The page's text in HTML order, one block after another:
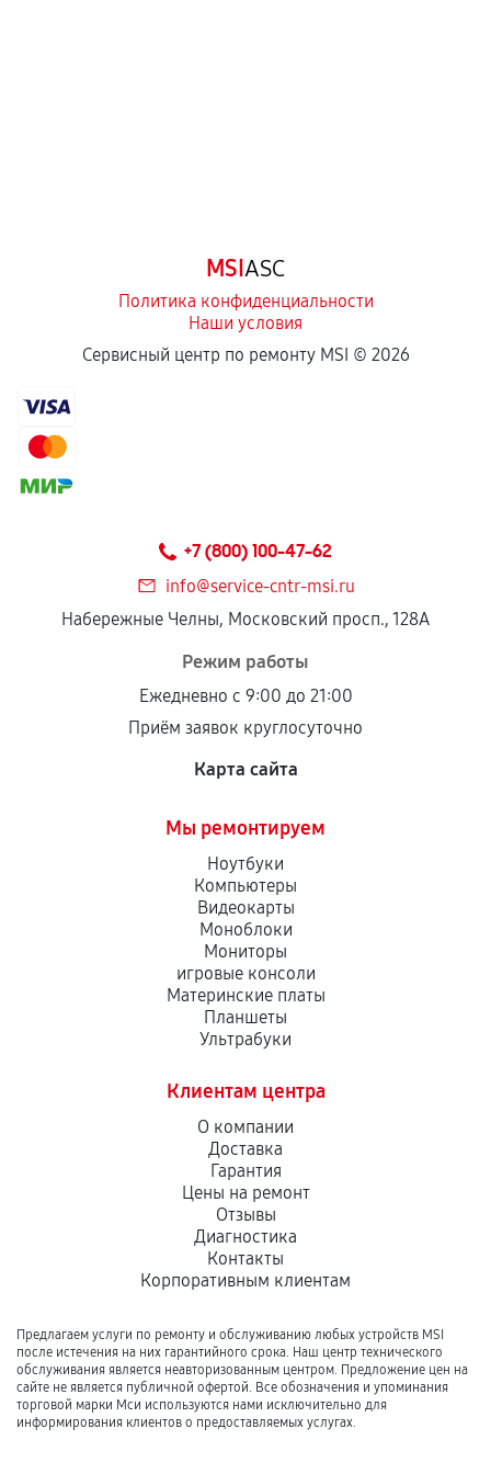
отдельных условиях.
Если комплектующие куплены
сохраняться полностью или частично, если
соблюдены следующие условия:
центром.
При этом гарантия на сами комплектующие
продавца. За качество сторонних деталей
сервисный центр ответственности не несет.
MSIASC
Политика конфиденциальности
Наши условия
Сервисный центр по ремонту MSI © 2026
+7 (800) 100-47-62
info@service-cntr-msi.ru
Набережные Челны, Московский просп., 128А
Режим работы
Ежедневно с 9:00 до 21:00
Приём заявок круглосуточно
Карта сайта
Мы ремонтируем
Ноутбуки
Компьютеры
Видеокарты
Моноблоки
Мониторы
игровые консоли
Материнские платы
Планшеты
Ультрабуки
Клиентам центра
О компании
Доставка
Гарантия
Цены на ремонт
Отзывы
Диагностика
Контакты
Корпоративным клиентам
Предлагаем услуги по ремонту и обслуживанию любых устройств MSI
после истечения на них гарантийного срока. Наш центр технического
обслуживания является неавторизованным центром. Предложение цен на
сайте не является публичной офертой. Все обозначения и упоминания
торговой марки Мси используются нами исключительно для
информирования клиентов о предоставляемых услугах.